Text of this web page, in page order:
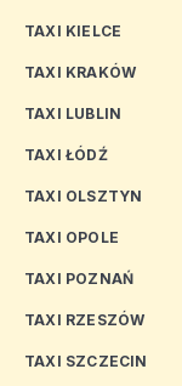
TAXI KIELCE
TAXI KRAKÓW
TAXI LUBLIN
TAXI ŁÓDŹ
TAXI OLSZTYN
TAXI OPOLE
TAXI POZNAŃ
TAXI RZESZÓW
TAXI SZCZECIN